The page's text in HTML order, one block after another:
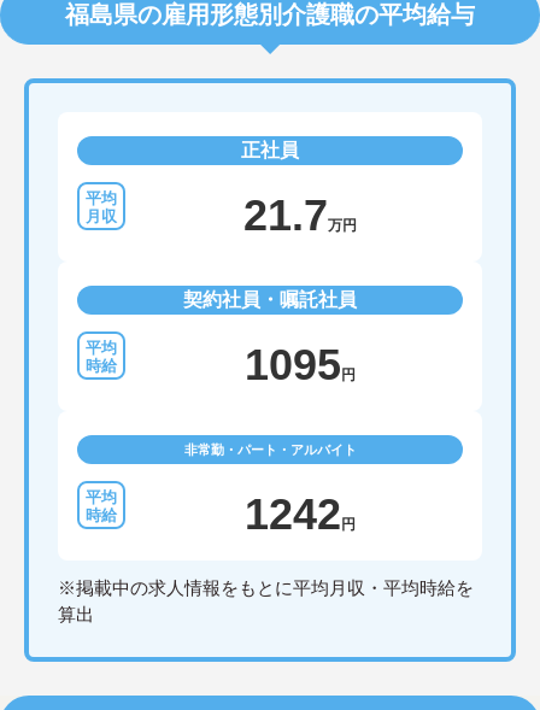
福島県の雇用形態別介護職の平均給与
正社員
21.7万円
契約社員・嘱託社員
1095 円
非常勤・パート・アルバイト
1242 円
※掲載中の求人情報をもとに平均月収・平均時給を
算出